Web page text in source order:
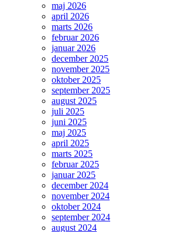
maj 2026
april 2026
marts 2026
februar 2026
januar 2026
december 2025
november 2025
oktober 2025
september 2025
august 2025
juli 2025
juni 2025
maj 2025
april 2025
marts 2025
februar 2025
januar 2025
december 2024
november 2024
oktober 2024
september 2024
august 2024